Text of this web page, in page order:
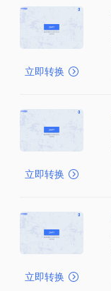
立即转换
立即转换
立即转换